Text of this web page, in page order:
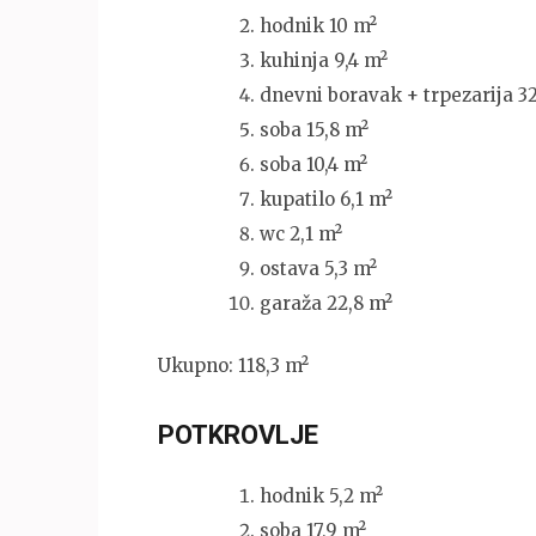
hodnik 10 m²
kuhinja 9,4 m²
dnevni boravak + trpezarija
soba 15,8 m²
soba 10,4 m²
kupatilo 6,1 m²
wc 2,1 m²
ostava 5,3 m²
garaža 22,8 m²
Ukupno: 118,3 m²
POTKROVLJE
hodnik 5,2 m²
soba 17,9 m²